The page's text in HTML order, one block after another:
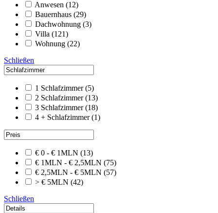
Anwesen (12)
Bauernhaus (29)
Dachwohnung (3)
Villa (121)
Wohnung (22)
Schließen
1 Schlafzimmer (5)
2 Schlafzimmer (13)
3 Schlafzimmer (18)
4 + Schlafzimmer (1)
€ 0 - € 1MLN (13)
€ 1MLN - € 2,5MLN (75)
€ 2,5MLN - € 5MLN (57)
> € 5MLN (42)
Schließen